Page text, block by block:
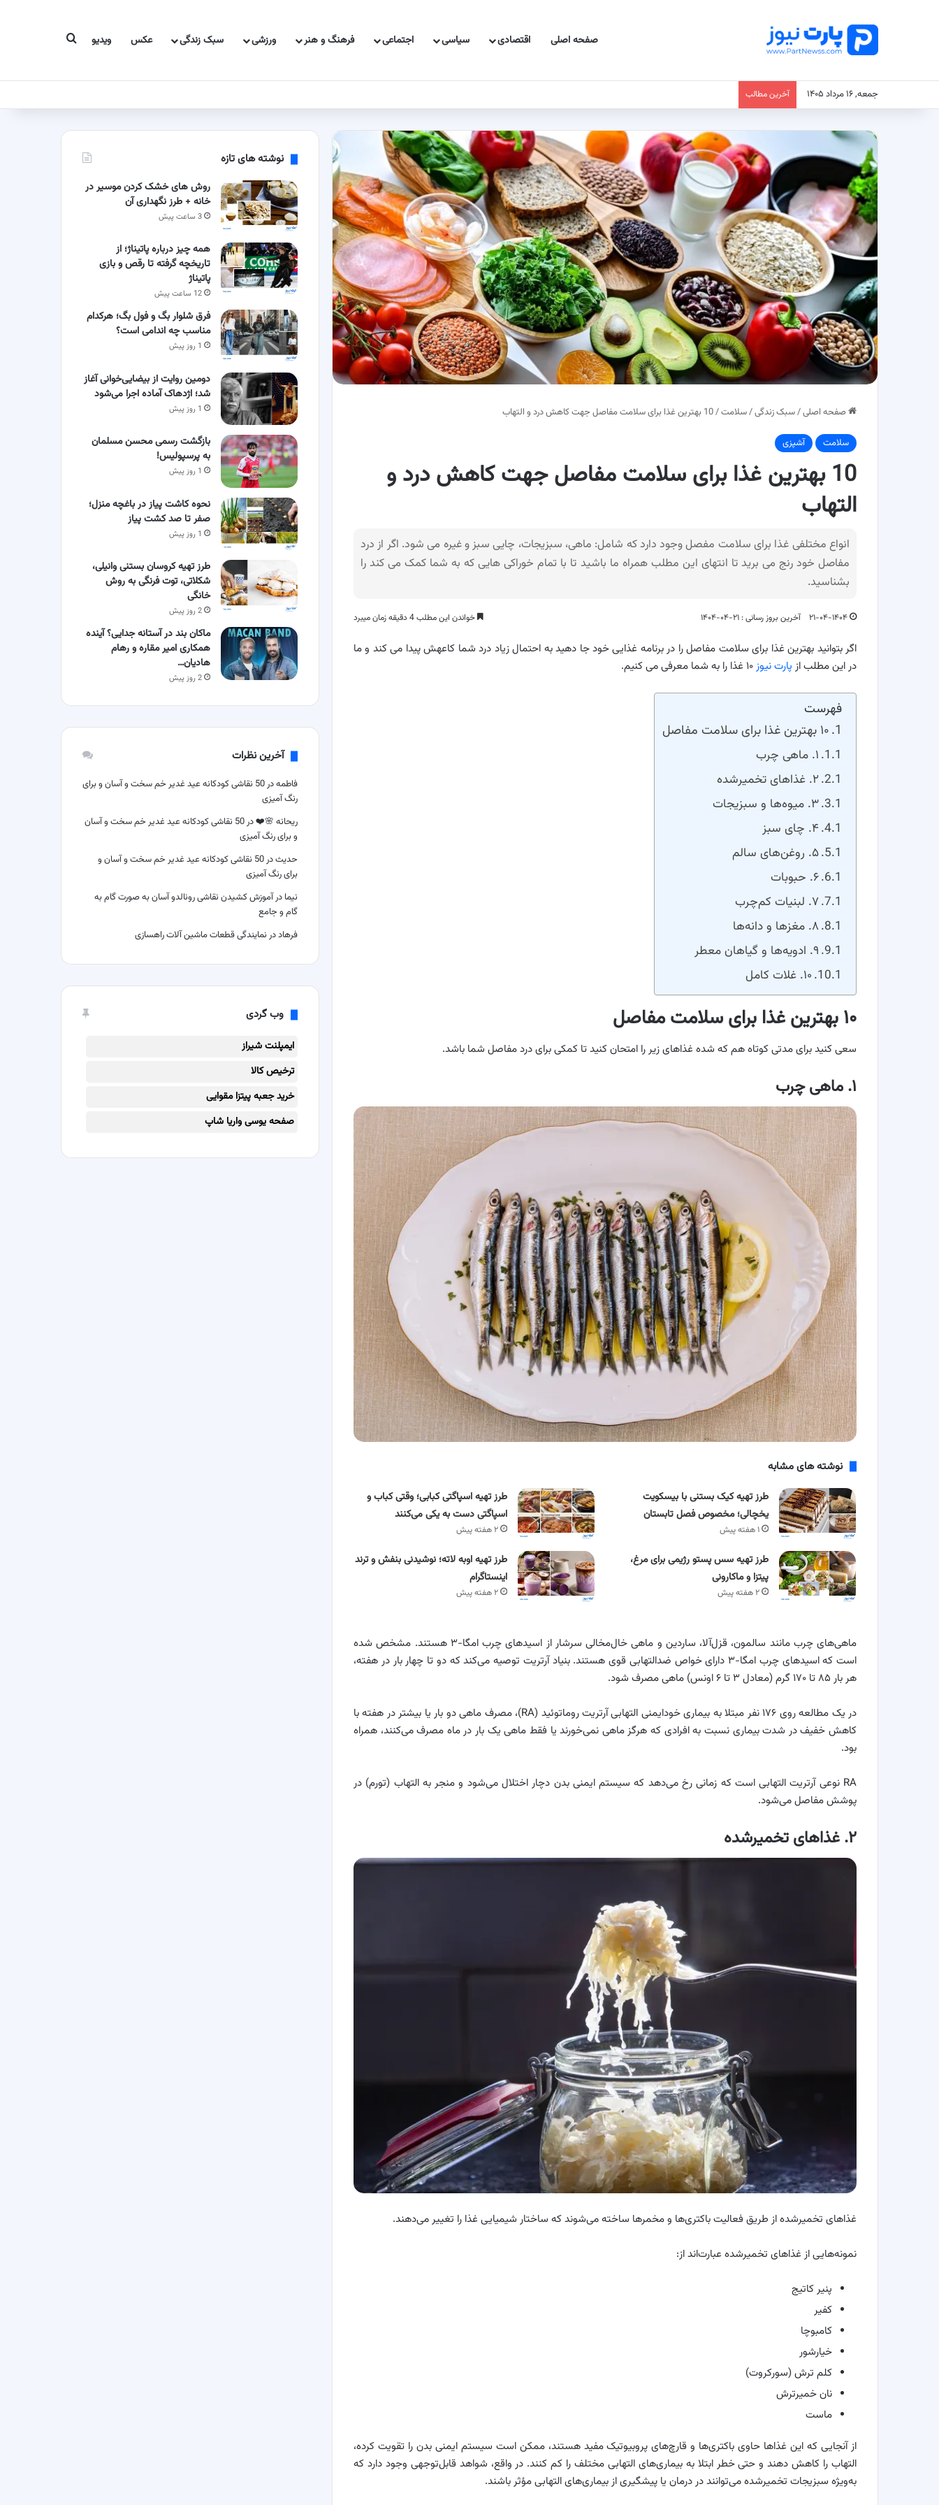
صفحه اصلی اقتصادی سیاسی اجتماعی فرهنگ و هنر ورزشی سبک زندگی عکس ویدیو جستجو برای
جمعه, ۱۶ مرداد ۱۴۰۵ آخرین مطالب
صفحه اصلی/سبک زندگی/سلامت/10 بهترین غذا برای سلامت مفاصل جهت کاهش درد و التهاب
سلامت آشپزی
10 بهترین غذا برای سلامت مفاصل جهت کاهش درد و
التهاب
انواع مختلفی غذا برای سلامت مفصل وجود دارد که شامل: ماهی، سبزیجات، چایی سبز و غیره می شود. اگر از درد
مفاصل خود رنج می برید تا انتهای این مطلب همراه ما باشید تا با تمام خوراکی هایی که به شما کمک می کند را
بشناسید.
۲۱-۰۴-۱۴۰۴ آخرین بروز رسانی : ۲۱-۰۴-۱۴۰۴ خواندن این مطلب 4 دقیقه زمان میبرد
اگر بتوانید بهترین غذا برای سلامت مفاصل را در برنامه غذایی خود جا دهید به احتمال زیاد درد شما کاعهش پیدا می کند و ما
در این مطلب از پارت نیوز
فهرست
۱۰ بهترین غذا برای سلامت مفاصل
۱. ماهی چرب
۲. غذاهای تخمیرشده
۳. میوه‌ها و سبزیجات
۴. چای سبز
۵. روغن‌های سالم
۶. حبوبات
۷. لبنیات کم‌چرب
۸. مغزها و دانه‌ها
۹. ادویه‌ها و گیاهان معطر
۱۰. غلات کامل
۱۰ بهترین غذا برای سلامت مفاصل
سعی کنید برای مدتی کوتاه هم که شده غذاهای زیر را امتحان کنید تا کمکی برای درد مفاصل شما باشد.
۱. ماهی چرب
نوشته های مشابه
طرز تهیه کیک بستنی با بیسکویت
یخچالی؛ مخصوص فصل تابستان
۱ هفته پیش
طرز تهیه اسپاگتی کبابی؛ وقتی کباب و
اسپاگتی دست به یکی می‌کنند
۲ هفته پیش
طرز تهیه سس پستو رژیمی برای مرغ،
پیتزا و ماکارونی
۲ هفته پیش
طرز تهیه اوبه لاته؛ نوشیدنی بنفش و ترند
اینستاگرام
۲ هفته پیش
ماهی‌های چرب مانند سالمون، قزل‌آلا، ساردین و ماهی خال‌مخالی سرشار از اسیدهای چرب امگا-۳ هستند. مشخص شده
است که اسیدهای چرب امگا-۳ دارای خواص ضدالتهابی قوی هستند. بنیاد آرتریت توصیه می‌کند که دو تا چهار بار در هفته،
هر بار ۸۵ تا ۱۷۰ گرم (معادل ۳ تا ۶ اونس) ماهی مصرف شود.
در یک مطالعه روی ۱۷۶ نفر مبتلا به بیماری خودایمنی التهابی آرتریت روماتوئید (RA)، مصرف ماهی دو بار یا بیشتر در هفته با
کاهش خفیف در شدت بیماری نسبت به افرادی که هرگز ماهی نمی‌خورند یا فقط ماهی یک بار در ماه مصرف می‌کنند، همراه
بود.
RA نوعی آرتریت التهابی است که زمانی رخ می‌دهد که سیستم ایمنی بدن دچار اختلال می‌شود و منجر به التهاب (تورم) در
پوشش مفاصل می‌شود.
۲. غذاهای تخمیرشده
غذاهای تخمیرشده از طریق فعالیت باکتری‌ها و مخمرها ساخته می‌شوند که ساختار شیمیایی غذا را تغییر می‌دهند.
نمونه‌هایی از غذاهای تخمیرشده عبارت‌اند از:
پنیر کاتیج
کفیر
کامبوچا
خیارشور
کلم ترش (سورکروت)
نان خمیرترش
ماست
از آنجایی که این غذاها حاوی باکتری‌ها و قارچ‌های پروبیوتیک مفید هستند، ممکن است سیستم ایمنی بدن را تقویت کرده،
التهاب را کاهش دهند و حتی خطر ابتلا به بیماری‌های التهابی مختلف را کم کنند. در واقع، شواهد قابل‌توجهی وجود دارد که
به‌ویژه سبزیجات تخمیرشده می‌توانند در درمان یا پیشگیری از بیماری‌های التهابی مؤثر باشند.
نوشته های تازه
روش های خشک کردن موسیر در
خانه + طرز نگهداری آن
3 ساعت پیش
همه چیز درباره پاتیناژ؛ از
تاریخچه گرفته تا رقص و بازی
پاتیناژ
12 ساعت پیش
فرق شلوار بگ و فول بگ؛ هرکدام
مناسب چه اندامی است؟
1 روز پیش
دومین روایت از بیضایی‌خوانی آغاز
شد؛ اژدهاک آماده اجرا می‌شود
1 روز پیش
بازگشت رسمی محسن مسلمان
به پرسپولیس!
1 روز پیش
نحوه کاشت پیاز در باغچه منزل؛
صفر تا صد کشت پیاز
1 روز پیش
طرز تهیه کروسان بستنی وانیلی،
شکلاتی، توت فرنگی به روش
خانگی
2 روز پیش
ماکان بند در آستانه جدایی؟ آینده
همکاری امیر مقاره و رهام
هادیان…
2 روز پیش
آخرین نظرات
فاطمهدر
50 نقاشی کودکانه عید غدیر خم سخت و آسان و برای
رنگ آمیزی
ریحانه 🌸❤️در
50 نقاشی کودکانه عید غدیر خم سخت و آسان
و برای رنگ آمیزی
حدیثدر
50 نقاشی کودکانه عید غدیر خم سخت و آسان و
برای رنگ آمیزی
نیما درآموزش کشیدن نقاشی رونالدو آسان به صورت گام به
گام و جامع
فرهاددر نمایندگی قطعات ماشین آلات راهسازی
وب گردی
ایمپلنت شیراز
ترخیص کالا
خرید جعبه پیتزا مقوایی
صفحه یوسی واریا شاپ